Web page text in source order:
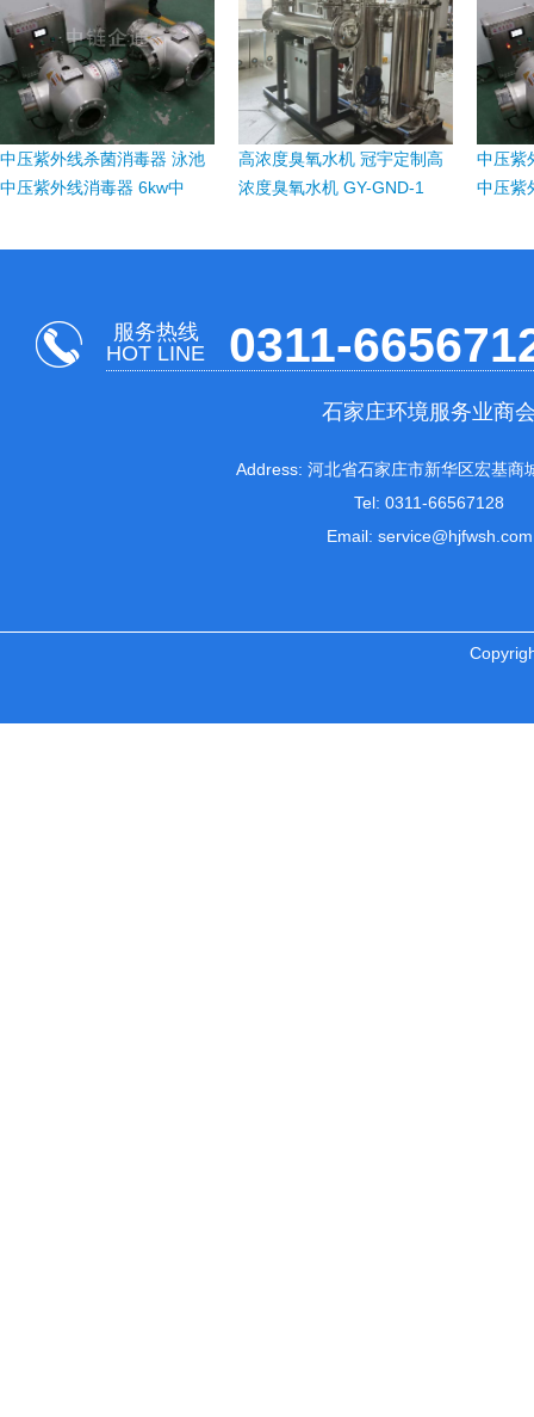
中压紫外线杀菌消毒器 泳池
中压紫外线消毒器 6kw中
高浓度臭氧水机 冠宇定制高
浓度臭氧水机 GY-GND-1
中压紫
中压紫
服务热线
HOT LINE
0311-
石家庄环境服务业商
Address: 河北省石家庄市新华区宏基商
Tel: 0311-66567128
Email: service@hjfwsh.com